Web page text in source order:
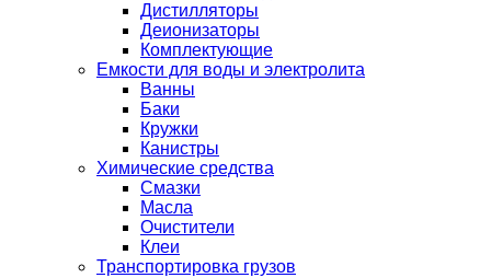
Дистилляторы
Деионизаторы
Комплектующие
Емкости для воды и электролита
Ванны
Баки
Кружки
Канистры
Химические средства
Смазки
Масла
Очистители
Клеи
Транспортировка грузов